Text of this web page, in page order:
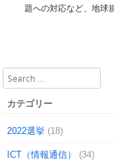
題への対応など、地球
Search
カテゴリー
2022選挙 (18)
ICT（情報通信） (34)